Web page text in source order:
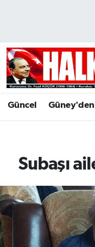
Güncel
Subaşı
Hava Durumu
Trafik Durumu
Son Dakika
Haber Arşivi